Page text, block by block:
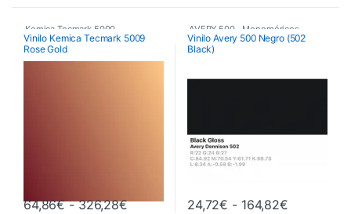
Kemica Tecmark 5000
Poliméricos
Vinilo Kemica Tecmark 5009
Rose Gold
64,86€ - 326,28€Rango de precios: desde 64,86€
AVERY 500 Monoméricos
Vinilos De Corte
Vinilo Avery 500 Negro (502
Black)
24,72€ - 164,82€Rango de